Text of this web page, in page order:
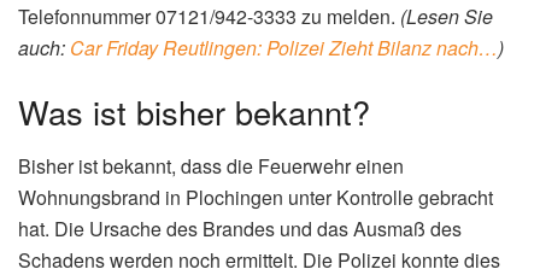
Telefonnummer 07121/942-3333 zu melden. (Lesen Sie
auch: Car Friday Reutlingen: Polizei Zieht Bilanz nach…)
Was ist bisher bekannt?
Bisher ist bekannt, dass die Feuerwehr einen
Wohnungsbrand in Plochingen unter Kontrolle gebracht
hat. Die Ursache des Brandes und das Ausmaß des
Schadens werden noch ermittelt. Die Polizei konnte dies